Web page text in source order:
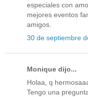
especiales con
mejores eventos
amigos.
30 de septiembre
Monique dijo...
Holaa, q
Tengo una